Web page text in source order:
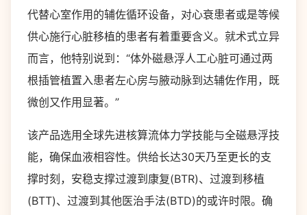
代替心室作用的辅佐循环设备，对心衰患者或是等候
供心施行心脏移植的患者有着重要含义。就术式立异
而言，他特别说到：“体外磁悬浮人工心脏可通过两
根插管植置入患者左心房与腋动脉到达辅佐作用，既
微创又作用显著。”
该产品选用全球先进核算流体力学技能与全磁悬浮技
能，确保血液相容性。供给长达30天乃至更长的支
撑时刻，安稳支撑过渡到康复(BTR)、过渡到移植
(BTT)、过渡到其他医治手法(BTD)的或许时限。确